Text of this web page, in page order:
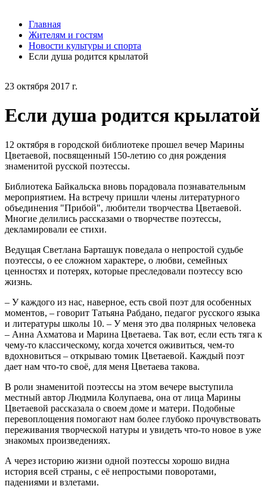
23 октября 2017 г.
Если душа родится крылатой
12 октября в городской библиотеке прошел вечер Марины
Цветаевой, посвященный 150-летию со дня рождения
знаменитой русской поэтессы.
Библиотека Байкальска вновь порадовала познавательным
мероприятием. На встречу пришли члены литературного
объединения "Прибой", любители творчества Цветаевой.
Многие делились рассказами о творчестве поэтессы,
декламировали ее стихи.
Ведущая Светлана Барташук поведала о непростой судьбе
поэтессы, о ее сложном характере, о любви, семейных
ценностях и потерях, которые преследовали поэтессу всю
жизнь.
– У каждого из нас, наверное, есть свой поэт для особенных
моментов, – говорит Татьяна Рабдано, педагог русского языка
и литературы школы 10. – У меня это два полярных человека
– Анна Ахматова и Марина Цветаева. Так вот, если есть тяга к
чему-то классическому, когда хочется оживиться, чем-то
вдохновиться – открываю томик Цветаевой. Каждый поэт
дает нам что-то своё, для меня Цветаева такова.
В роли знаменитой поэтессы на этом вечере выступила
местный автор Людмила Колупаева, она от лица Марины
Цветаевой рассказала о своем доме и матери. Подобные
перевоплощения помогают нам более глубоко прочувствовать
переживания творческой натуры и увидеть что-то новое в уже
знакомых произведениях.
А через историю жизни одной поэтессы хорошо видна
история всей страны, с её непростыми поворотами,
падениями и взлетами.
Главная
Жителям и гостям
Новости культуры и спорта
Если душа родится крылатой